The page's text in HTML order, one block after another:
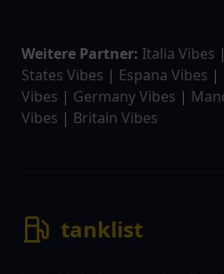
Weitere Partner: Italia Vibes |
States Vibes | Espana Vibes |
Vibes | Germany Vibes |
Vibes | Britain Vibes
tanklist